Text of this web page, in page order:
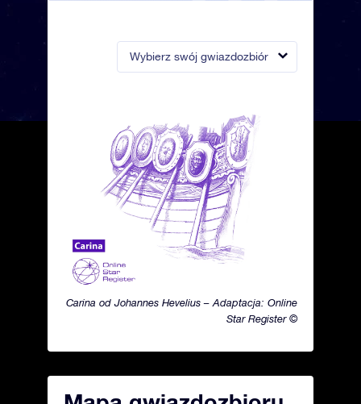
Wybierz swój gwiazdozbiór
Carina od Johannes Hevelius – Adaptacja: Online
Star Register ©